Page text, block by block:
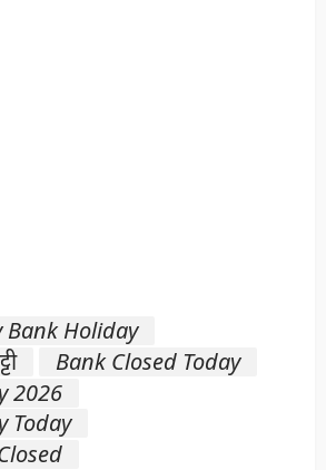
Bank Holiday
Bank Closed Today
2026
Today